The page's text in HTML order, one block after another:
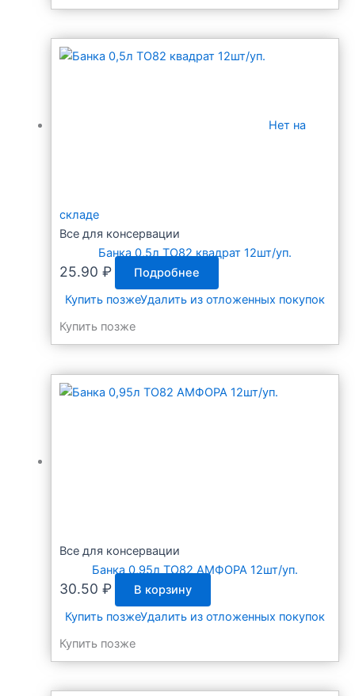
Нет на
складе
Все для консервации
Банка 0,5л ТО82 квадрат 12шт/уп.
25.90 ₽
Подробнее
Купить позжеУдалить из отложенных покупок
Купить позже
Все для консервации
Банка 0,95л ТО82 АМФОРА 12шт/уп.
30.50 ₽
В корзину
Купить позжеУдалить из отложенных покупок
Купить позже